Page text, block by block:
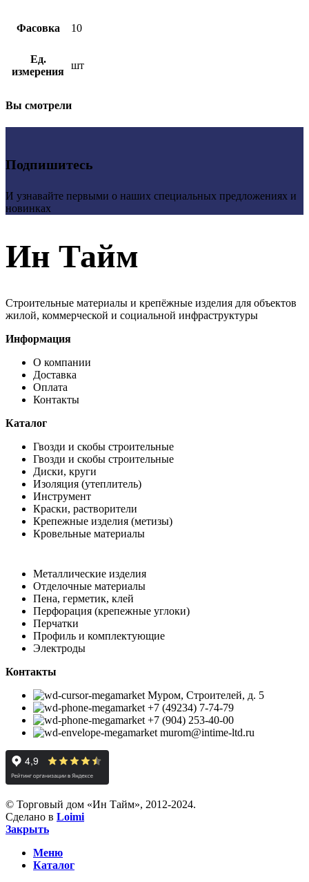
Фасовка 10
Ед.
измерения
шт
Вы смотрели
Подпишитесь
И узнавайте первыми о наших специальных предложениях и
новинках
Ин Тайм
Строительные материалы и крепёжные изделия для объектов
жилой, коммерческой и социальной инфраструктуры
Информация
О компании
Доставка
Оплата
Контакты
Каталог
Гвозди и скобы строительные
Гвозди и скобы строительные
Диски, круги
Изоляция (утеплитель)
Инструмент
Краски, растворители
Крепежные изделия (метизы)
Кровельные материалы
Металлические изделия
Отделочные материалы
Пена, герметик, клей
Перфорация (крепежные углоки)
Перчатки
Профиль и комплектующие
Электроды
Контакты
Муром, Строителей, д. 5
+7 (49234) 7-74-79
+7 (904) 253-40-00
murom@intime-ltd.ru
© Торговый дом «Ин Тайм», 2012-2024.
Сделано в Loimi
Закрыть
Меню
Каталог